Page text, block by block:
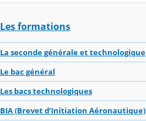
Les formations
La seconde générale et technologique
Le bac général
Les bacs technologiques
BIA (Brevet d’Initiation Aéronautique)